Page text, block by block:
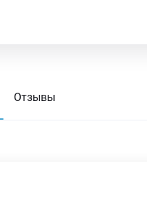
Отзывы